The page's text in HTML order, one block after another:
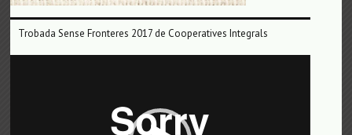
Trobada Sense Fronteres 2017 de Cooperatives Integrals